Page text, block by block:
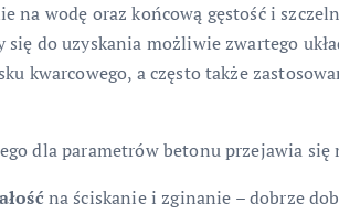
na wodę oraz końcową gęstość i
się do uzyskania możliwie zwartego
kwarcowego, a często także
dla parametrów betonu przejawia się
na ściskanie i zginanie – dobrze